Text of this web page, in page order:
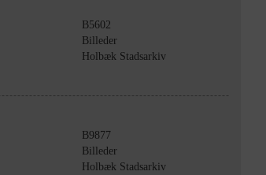
B5602
Billeder
Holbæk Stadsarkiv
B9877
Billeder
Holbæk Stadsarkiv